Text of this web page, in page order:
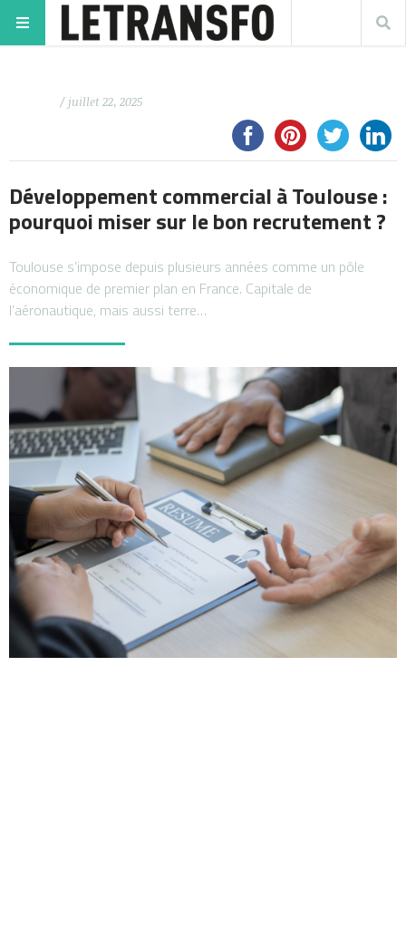
/ juillet 22, 2025
Développement commercial à Toulouse :
pourquoi miser sur le bon recrutement ?
Toulouse s’impose depuis plusieurs années comme un pôle
économique de premier plan en France. Capitale de
l’aéronautique, mais aussi terre…